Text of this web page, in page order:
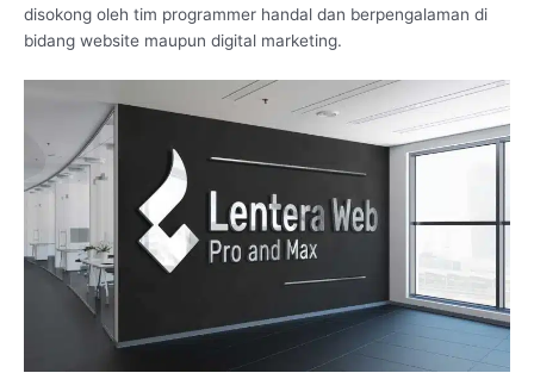
disokong oleh tim programmer handal dan berpengalaman di
bidang website maupun digital marketing.